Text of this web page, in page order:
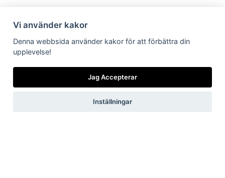
Användbara länkar
Cookiepolicy
Vi använder kakor
Denna webbsida använder kakor för att förbättra din
upplevelse!
Jag Accepterar
Inställningar